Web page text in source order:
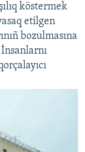
köstermek
etilgen
bozulmasına